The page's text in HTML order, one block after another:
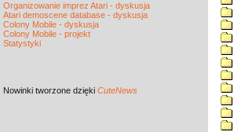
Organizowanie imprez Atari - dyskusja
Atari demoscene database - dyskusja
Colony Mobile - dyskusja
Colony Mobile - projekt
Statystyki
Nowinki tworzone dzięki CuteNews